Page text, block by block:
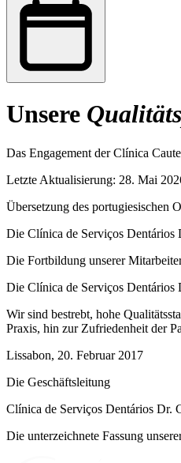
Unsere
Das Engagement der Clínica
Letzte Aktualisierung: 28. Mai
Übersetzung des portugiesischen
Die Clínica de Serviços Dentários
Die Fortbildung unserer
Die Clínica de Serviços Dentários
Wir sind bestrebt, hohe
Praxis, hin zur Zufriedenheit der
Lissabon, 20. Februar 2017
Die Geschäftsleitung
Clínica de Serviços Dentários Dr.
Die unterzeichnete Fassung